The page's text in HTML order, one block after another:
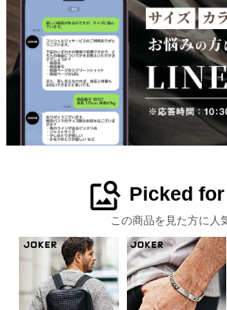
image_search Picked for
この商品を見た方に人